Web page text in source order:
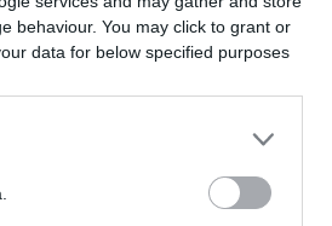
behaviour. You may click to grant or
data for below specified purposes
παρόμοιες αγωγές, με
σε 42.